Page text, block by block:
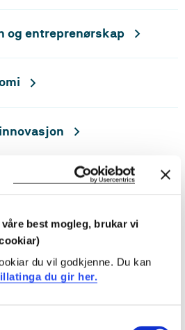
best mogleg, brukar vi
du vil godkjenne. Du kan
du gir her.
og entreprenørskap
i offentleg sektor
og styring
Innovation